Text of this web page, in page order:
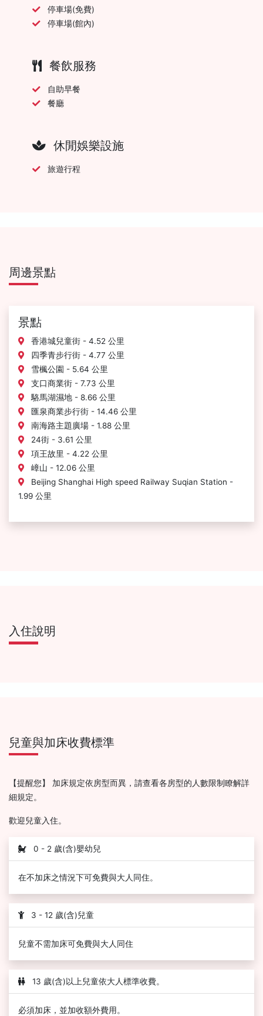
停車場(免費)
停車場(館內)
餐飲服務
自助早餐
餐廳
休閒娛樂設施
旅遊行程
周邊景點
景點
香港城兒童街 - 4.52 公里
四季青步行街 - 4.77 公里
雪楓公園 - 5.64 公里
支口商業街 - 7.73 公里
駱馬湖濕地 - 8.66 公里
匯泉商業步行街 - 14.46 公里
南海路主題廣場 - 1.88 公里
24街 - 3.61 公里
項王故里 - 4.22 公里
嶂山 - 12.06 公里
Beijing Shanghai High speed Railway Suqian Station -
1.99 公里
入住說明
兒童與加床收費標準
【提醒您】 加床規定依房型而異，請查看各房型的人數限制瞭解詳
細規定。
歡迎兒童入住。
0 - 2 歲(含)嬰幼兒
在不加床之情況下可免費與大人同住。
3 - 12 歲(含)兒童
兒童不需加床可免費與大人同住
13 歲(含)以上兒童依大人標準收費。
必須加床，並加收額外費用。